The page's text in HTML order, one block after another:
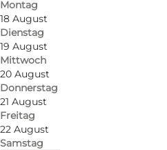
Montag
18 August
Dienstag
19 August
Mittwoch
20 August
Donnerstag
21 August
Freitag
22 August
Samstag